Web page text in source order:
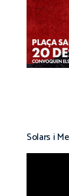
Solars i